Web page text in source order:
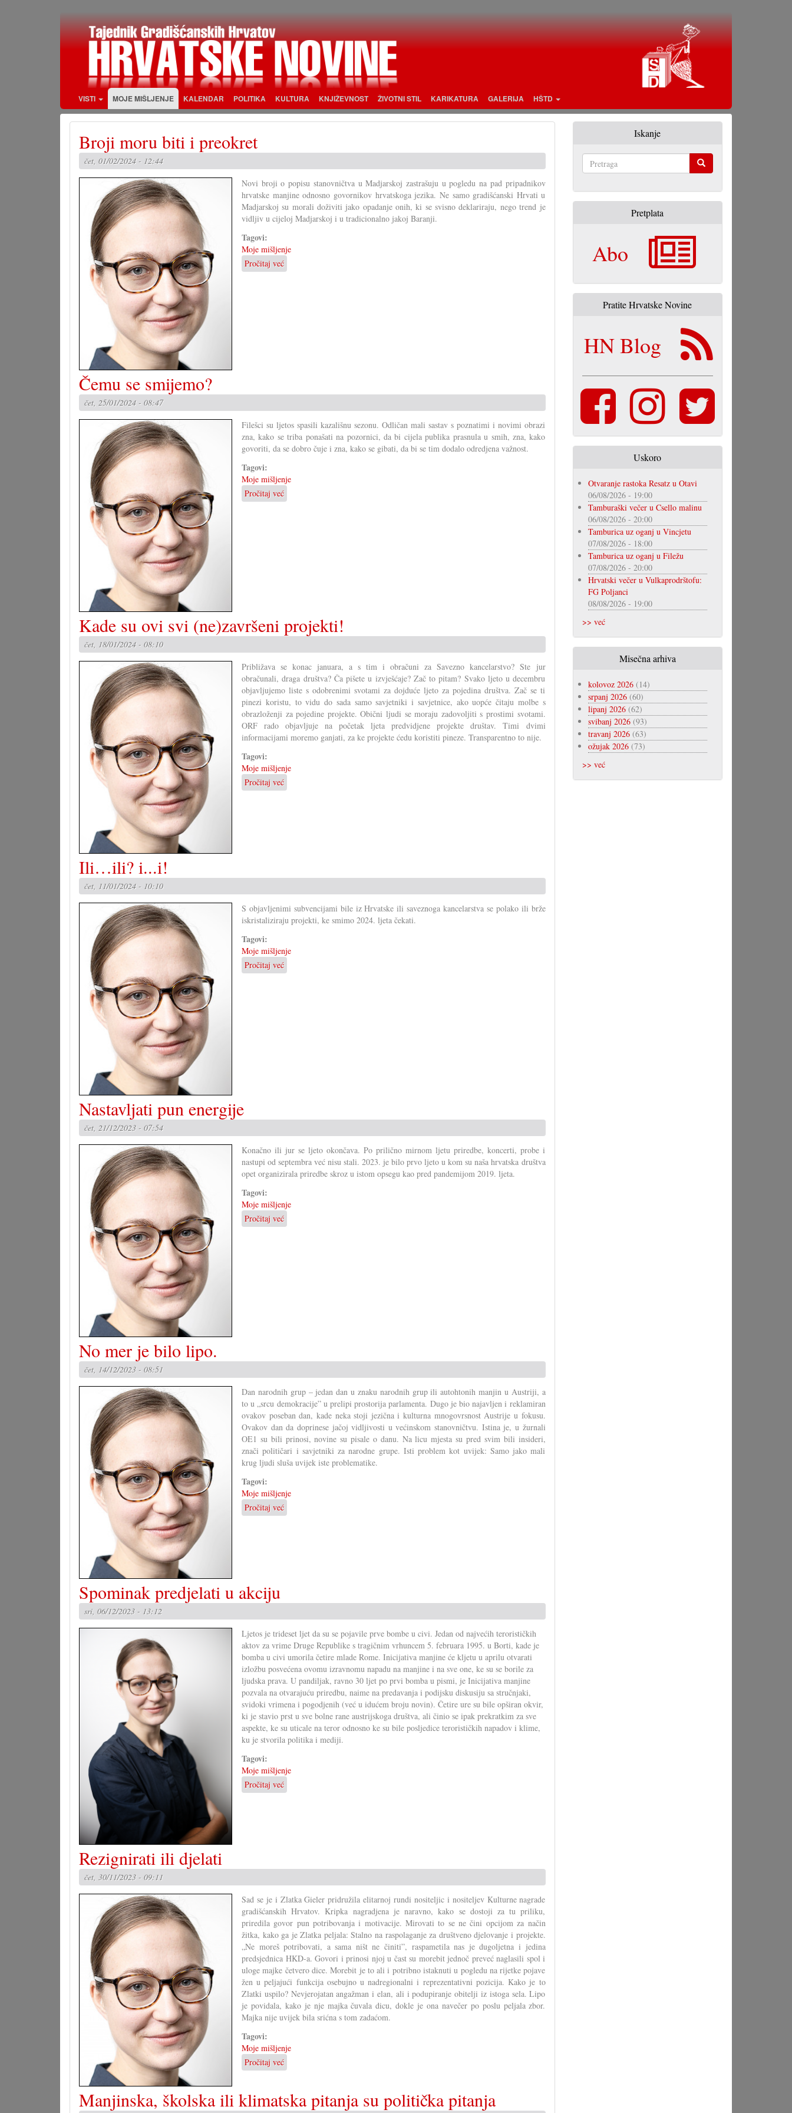
VISTI MOJE MIŠLJENJE KALENDAR POLITIKA KULTURA KNJIŽEVNOST ŽIVOTNI STIL KARIKATURA GALERIJA HŠTD
Broji moru biti i preokret
čet, 01/02/2024 - 12:44
Novi broji o popisu stanovničtva u Madjarskoj zastrašuju u pogledu na pad pripadnikov
hrvatske manjine odnosno govornikov hrvatskoga jezika. Ne samo gradišćanski Hrvati u
Madjarskoj su morali doživiti jako opadanje onih, ki se svisno deklariraju, nego trend je
vidljiv u cijeloj Madjarskoj i u tradicionalno jakoj Baranji.
Tagovi:
Moje mišljenje
Pročitaj već
Broji
Čemu se smijemo?
čet, 25/01/2024 - 08:47
Filešci su ljetos spasili kazališnu sezonu. Odličan mali sastav s poznatimi i novimi obrazi
zna, kako se triba ponašati na pozornici, da bi cijela publika prasnula u smih, zna, kako
govoriti, da se dobro čuje i zna, kako se gibati, da bi se tim dodalo odredjena važnost.
Tagovi:
Moje mišljenje
Pročitaj već
Čemu
Kade su ovi svi (ne)završeni projekti!
čet, 18/01/2024 - 08:10
Približava se konac januara, a s tim i obračuni za Savezno kancelarstvo? Ste jur
obračunali, draga društva? Ča pišete u izvješćaje? Zač to pitam? Svako ljeto u decembru
objavljujemo liste s odobrenimi svotami za dojduće ljeto za pojedina društva. Zač se ti
pinezi koristu, to vidu do sada samo savjetniki i savjetnice, ako uopće čitaju molbe s
obrazloženji za pojedine projekte. Obični ljudi se moraju zadovoljiti s prostimi svotami.
ORF rado objavljuje na početak ljeta predvidjene projekte društav. Timi dvimi
informacijami moremo ganjati, za ke projekte ćedu koristiti pineze. Transparentno to nije.
Tagovi:
Moje mišljenje
Pročitaj već
Kade
Ili…ili? i...i!
čet, 11/01/2024 - 10:10
S objavljenimi subvencijami bile iz Hrvatske ili saveznoga kancelarstva se polako ili brže
iskristaliziraju projekti, ke smimo 2024. ljeta čekati.
Tagovi:
Moje mišljenje
Pročitaj već
Ili…
Nastavljati pun energije
čet, 21/12/2023 - 07:54
Konačno ili jur se ljeto okončava. Po prilično mirnom ljetu priredbe, koncerti, probe i
nastupi od septembra već nisu stali. 2023. je bilo prvo ljeto u kom su naša hrvatska društva
opet organizirala priredbe skroz u istom opsegu kao pred pandemijom 2019. ljeta.
Tagovi:
Moje mišljenje
Pročitaj već
Nastavljati
No mer je bilo lipo.
čet, 14/12/2023 - 08:51
Dan narodnih grup – jedan dan u znaku narodnih grup ili autohtonih manjin u Austriji, a
to u „srcu demokracije” u prelipi prostorija parlamenta. Dugo je bio najavljen i reklamiran
ovakov poseban dan, kade neka stoji jezična i kulturna mnogovrsnost Austrije u fokusu.
Ovakov dan da doprinese jačoj vidljivosti u većinskom stanovničtvu. Istina je, u žurnali
OE1 su bili prinosi, novine su pisale o danu. Na licu mjesta su pred svim bili insideri,
znači političari i savjetniki za narodne grupe. Isti problem kot uvijek: Samo jako mali
krug ljudi sluša uvijek iste problematike.
Tagovi:
Moje mišljenje
Pročitaj već
No
Spominak predjelati u akciju
sri, 06/12/2023 - 13:12
Ljetos je trideset ljet da su se pojavile prve bombe u civi. Jedan od najvećih terorističkih
aktov za vrime Druge Republike s tragičnim vrhuncem 5. februara 1995. u Borti, kade je
bomba u civi umorila četire mlade Rome. Inicijativa manjine će kljetu u aprilu otvarati
izložbu posvećena ovomu izravnomu napadu na manjine i na sve one, ke su se borile za
ljudska prava. U pandiljak, ravno 30 ljet po prvi bomba u pismi, je Inicijativa manjine
pozvala na otvarajuću priredbu, naime na predavanja i podijsku diskusiju sa stručnjaki,
svidoki vrimena i pogodjenih (već u idućem broju novin). Četire ure su bile opširan okvir,
ki je stavio prst u sve bolne rane austrijskoga društva, ali činio se ipak prekratkim za sve
aspekte, ke su uticale na teror odnosno ke su bile posljedice terorističkih napadov i klime,
ku je stvorila politika i mediji.
Tagovi:
Moje mišljenje
Pročitaj već
Spominak
Rezignirati ili djelati
čet, 30/11/2023 - 09:11
Sad se je i Zlatka Gieler pridružila elitarnoj rundi nositeljic i nositeljev Kulturne nagrade
gradišćanskih Hrvatov. Kripka nagradjena je naravno, kako se dostoji za tu priliku,
priredila govor pun potribovanja i motivacije. Mirovati to se ne čini opcijom za način
žitka, kako ga je Zlatka peljala: Stalno na raspolaganje za društveno djelovanje i projekte.
„Ne moreš potribovati, a sama ništ ne činiti”, raspametila nas je dugoljetna i jedina
predsjednica HKD-a. Govori i prinosi njoj u čast su morebit jednoč preveć naglasili spol i
uloge majke četvero dice. Morebit je to ali i potribno istaknuti u pogledu na rijetke pojave
žen u peljajući funkcija osebujno u nadregionalni i reprezentativni pozicija. Kako je to
Zlatki uspilo? Nevjerojatan angažman i elan, ali i podupiranje obitelji iz istoga sela. Lipo
je povidala, kako je nje majka čuvala dicu, dokle je ona navečer po poslu peljala zbor.
Majka nije uvijek bila srićna s tom zadaćom.
Tagovi:
Moje mišljenje
Pročitaj već
Rezignirati
djelati
Manjinska, školska ili klimatska pitanja su politička pitanja
Iskanje
Pretplata
Abo
Pratite Hrvatske Novine
HN Blog
Uskoro
Otvaranje rastoka Resatz u Otavi
06/08/2026 - 19:00
Tamburaški večer u Csello malinu
06/08/2026 - 20:00
Tamburica uz oganj u Vincjetu
07/08/2026 - 18:00
Tamburica uz oganj u Filežu
07/08/2026 - 20:00
Hrvatski večer u Vulkaprodrštofu:
FG Poljanci
08/08/2026 - 19:00
>> već
Misečna arhiva
kolovoz 2026(14)
srpanj 2026(60)
lipanj 2026(62)
svibanj 2026(93)
travanj 2026(63)
ožujak 2026(73)
>> već